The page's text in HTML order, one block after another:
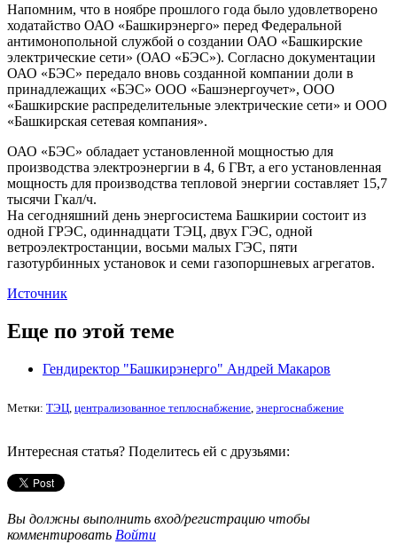
Напомним, что в ноябре прошлого года было удовлетворено
ходатайство ОАО «Башкирэнерго» перед Федеральной
антимонопольной службой о создании ОАО «Башкирские
электрические сети» (ОАО «БЭС»). Согласно документации
ОАО «БЭС» передало вновь созданной компании доли в
принадлежащих «БЭС» ООО «Башэнергоучет», ООО
«Башкирские распределительные электрические сети» и ООО
«Башкирская сетевая компания».
ОАО «БЭС» обладает установленной мощностью для
производства электроэнергии в 4, 6 ГВт, а его установленная
мощность для производства тепловой энергии составляет 15,7
тысячи Гкал/ч.
На сегодняшний день энергосистема Башкирии состоит из
одной ГРЭС, одиннадцати ТЭЦ, двух ГЭС, одной
ветроэлектростанции, восьми малых ГЭС, пяти
газотурбинных установок и семи газопоршневых агрегатов.
Источник
Еще по этой теме
Гендиректор "Башкирэнерго" Андрей Макаров
Метки: ТЭЦ, централизованное теплоснабжение, энергоснабжение
Интересная статья? Поделитесь ей с друзьями:
Вы должны выполнить вход/регистрацию чтобы
комментировать Войти